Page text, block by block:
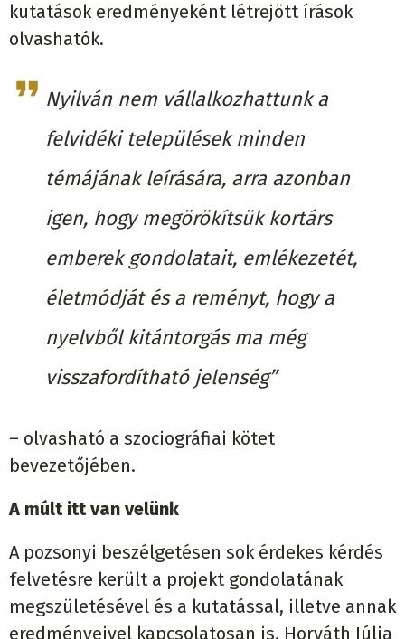
kutatások eredményeként létrejött írások
olvashatók.
Nyilván nem vállalkozhattunk a
felvidéki települések minden
témájának leírására, arra azonban
igen, hogy megörökítsük kortárs
emberek gondolatait, emlékezetét,
életmódját és a reményt, hogy a
nyelvből kitántorgásma még
visszafordítható jelenség”
– olvasható a szociográfiai kötet
bevezetőjében.
A múlt itt van velünk
A pozsonyi beszélgetésen sok érdekes kérdés
felvetésre került a projekt gondolatának
megszületésével és a kutatással, illetve annak
eredményeivel kapcsolatosan is. Horváth Júlia